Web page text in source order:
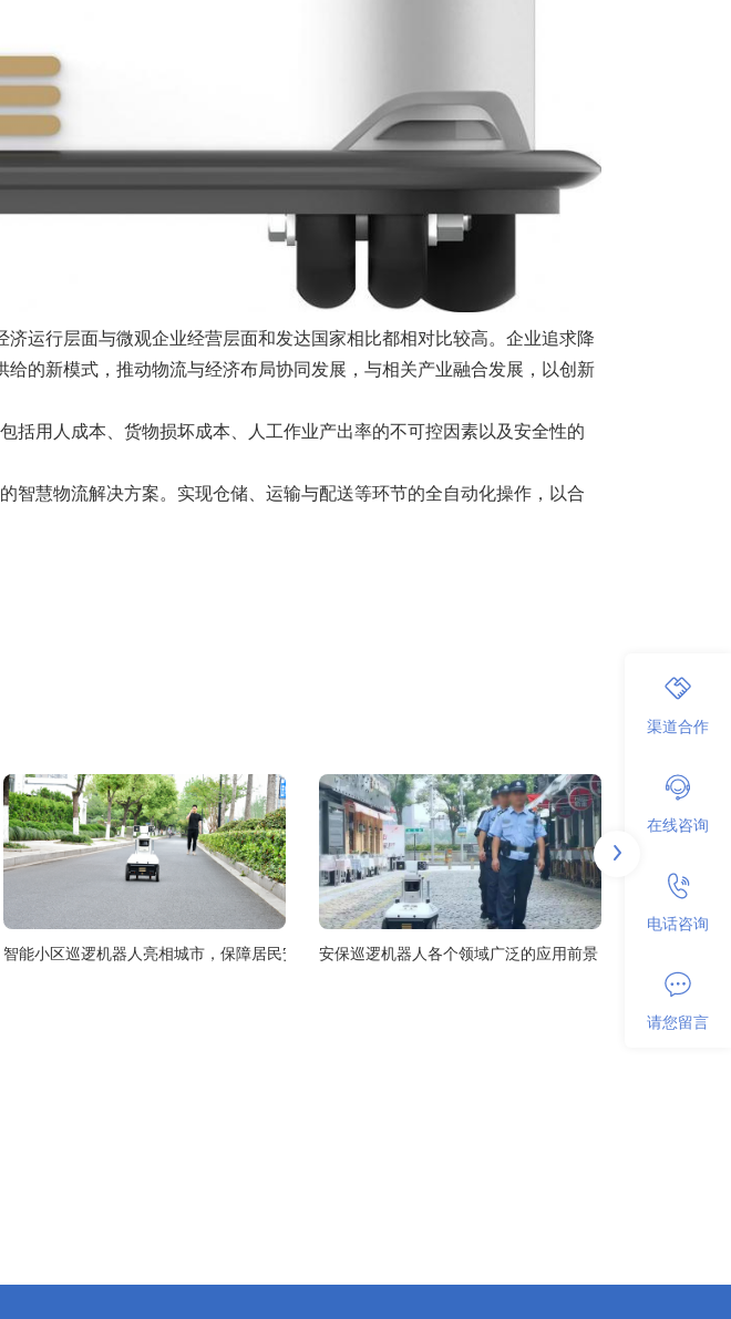
运行层面与微观企业经营层面和发达国家相比都相对比较高。企业追求降
的新模式，推动物流与经济布局协同发展，与相关产业融合发展，以创新
括用人成本、货物损坏成本、人工作业产出率的不可控因素以及安全性的
智慧物流解决方案。实现仓储、运输与配送等环节的全自动化操作，以合
智能小区巡逻机器人亮相城市，保障居民安全 安保巡逻机器人各个领域广泛的应用前景
渠道合作
在线咨询
电话咨询
请您留言